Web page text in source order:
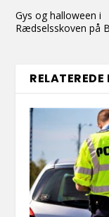
Gys og halloween i
Rædselsskoven på